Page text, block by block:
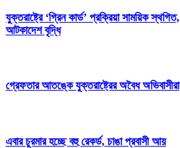
যুক্তরাষ্ট্রে ‘গ্রিন কার্ড’ প্রক্রিয়া সাময়িক স্থগিত,
আটকাদেশ বৃদ্ধি
গ্রেফতার আতঙ্কে যুক্তরাষ্ট্রের অবৈধ অভিবাসীরা
এবার চুরমার হচ্ছে বহু রেকর্ড, চাঙা প্রবাসী আয়